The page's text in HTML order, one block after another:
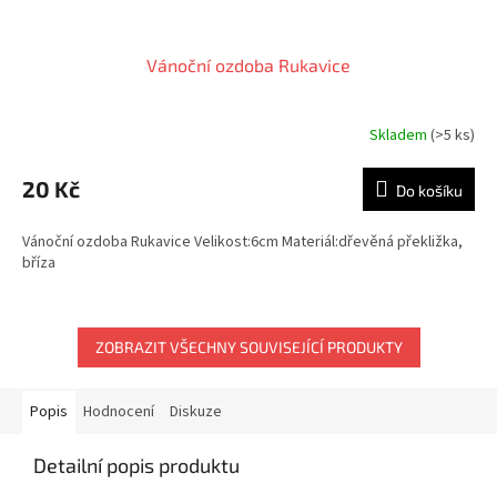
Vánoční ozdoba Rukavice
Skladem (>5 ks)
20 Kč Do košíku
Vánoční ozdoba Rukavice Velikost:6cm Materiál:dřevěná překližka,
bříza
ZOBRAZIT VŠECHNY SOUVISEJÍCÍ PRODUKTY
Popis Hodnocení Diskuze
Detailní popis produktu